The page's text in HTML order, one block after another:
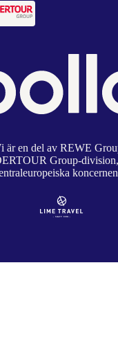
är en del av REWE
Group-division,